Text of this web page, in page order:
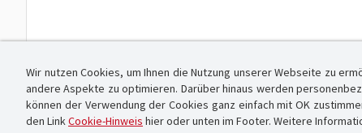
Wir nutzen Cookies, um Ihnen die Nutzung unserer Webseite zu
andere Aspekte zu optimieren. Darüber hinaus werden
können der Verwendung der Cookies ganz einfach mit OK
den LinkCookie-Hinweis hier oder unten im Footer. Weitere